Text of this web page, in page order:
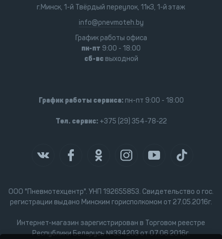
ООО "Пневмотехцентр". УНП 192655853. Свидетельство о гос.
регистрации выдано Минским горисполкомом от 27.05.2016г.
Интернет-магазин зарегистрирован в Торговом реестре
Республики Беларусь №334203 от 07.06.2016г.
г.Минск, 1-й Твёрдый переулок, 11к3, 1-й этаж
info@pnevmoteh.by
График работы офиса
пн-пт 9:00 - 18:00
сб-всвыходной
График работы сервиса:пн-пт 9:00 - 18:00
Тел. сервис:+375 (29) 354-78-22